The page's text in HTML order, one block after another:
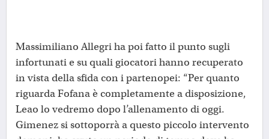
Massimiliano Allegri ha poi fatto il punto sugli
infortunati e su quali giocatori hanno recuperato
in vista della sfida con i partenopei: “Per quanto
riguarda Fofana è completamente a disposizione,
Leao lo vedremo dopo l’allenamento di oggi.
Gimenez si sottoporrà a questo piccolo intervento